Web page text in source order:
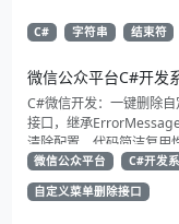
C# 字符串 结束符
微信公众平台C#开发
C#微信开发：一键删除
接口，继承
清除配置。代码简洁复用
取状态。适合动态管理公
微信公众平台 C#开发
自定义菜单删除接口